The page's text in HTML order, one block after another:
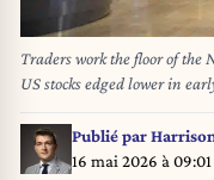
Traders work the floor of the
US stocks edged lower in
gains at the end of a
minutes into trading, the
percent at 40,518.87, and
Publié par
16 mai 2026 à 09:01